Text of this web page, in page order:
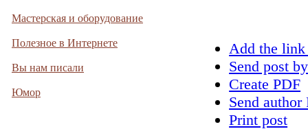
Мастерская и оборудование
Полезное в Интернете
Вы нам писали
Юмор
Add the
Send post
Create PDF
Send
Print post